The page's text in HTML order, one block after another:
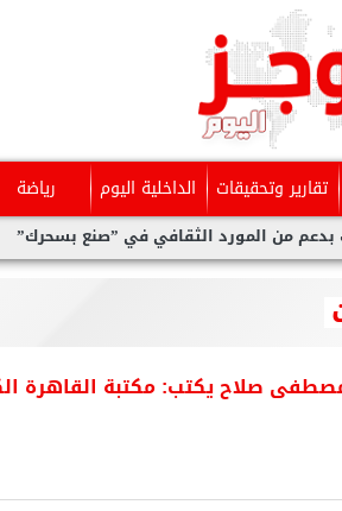
تقارير وتحقيقات الداخلية اليوم رياضة
بهية الثقافي في ”صنع بسحرك”
صلاح يكتب: مكتبة القاهرة